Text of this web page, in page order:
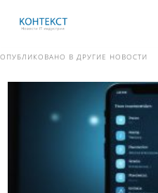
ОПУБЛИКОВАНО В ДРУГИЕ НОВОСТИ